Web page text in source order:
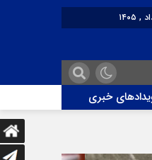
خبری
از دندانپزشک قاتل تا قاتل‌